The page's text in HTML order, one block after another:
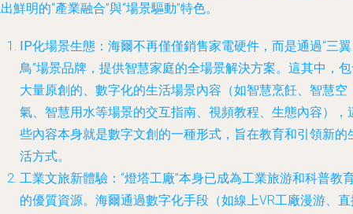
鮮明的“產業融合”與“場景驅動”特色。
IP化場景生態 ：海爾不再僅僅銷售家電硬件，而是通過“三翼
鳥”場景品牌，提供智慧家庭的全場景解決方案。這其中，
大量原創的、數字化的生活場景內容（如智慧烹飪、智慧空
氣、智慧用水等場景的交互指南、視頻教程、生態內容），
些內容本身就是數字文創的一種形式，旨在教育和引領新的
活方式。
工業文旅新體驗 ：“燈塔工廠”本身已成為工業旅游和科普教
的優質資源。海爾通過數字化手段（如線上VR工廠漫游、